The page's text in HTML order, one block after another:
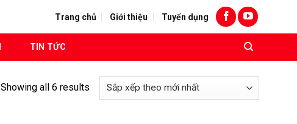
Trang chủ Giới thiệu Tuyển dụng
TIN TỨC
Showing all 6 results